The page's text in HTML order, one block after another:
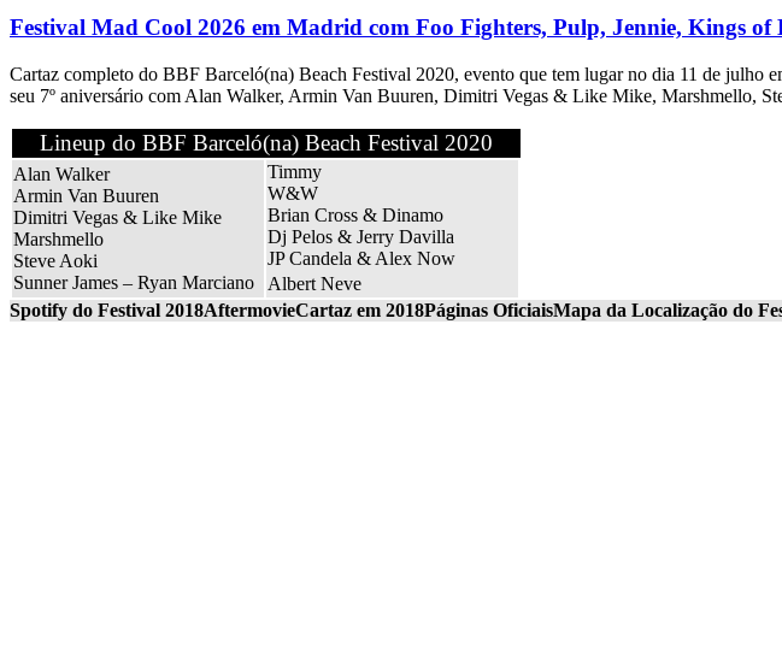
Festival Mad Cool 2026 em Madrid com Foo Fighters, Pulp, Jennie, Kings of
Cartaz completo do BBF Barceló(na) Beach Festival 2020, evento que tem lugar no dia 11 de julho
seu 7º aniversário com Alan Walker, Armin Van Buuren, Dimitri Vegas & Like Mike, Marshmello,
Lineup do BBF Barceló(na) Beach Festival 2020
Alan Walker
Armin Van Buuren
Dimitri Vegas & Like Mike
Marshmello
Steve Aoki
Sunner James – Ryan Marciano
Timmy
W&W
Brian Cross & Dinamo
Dj Pelos & Jerry Davilla
JP Candela & Alex Now
Albert Neve
Spotify do Festival 2018AftermovieCartaz em 2018Páginas OficiaisMapa da Localização do